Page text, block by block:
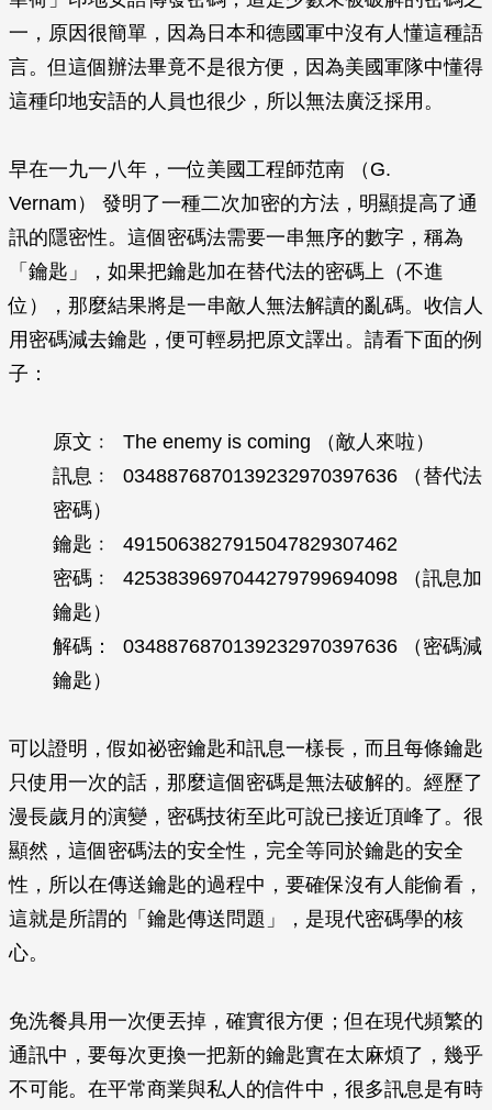
一，原因很簡單，因為日本和德國軍中沒有人懂這種語
言。但這個辦法畢竟不是很方便，因為美國軍隊中懂得
這種印地安語的人員也很少，所以無法廣泛採用。
早在一九一八年，一位美國工程師范南 （G.
Vernam） 發明了一種二次加密的方法，明顯提高了通
訊的隱密性。這個密碼法需要一串無序的數字，稱為
「鑰匙」，如果把鑰匙加在替代法的密碼上（不進
位），那麼結果將是一串敵人無法解讀的亂碼。收信人
用密碼減去鑰匙，便可輕易把原文譯出。請看下面的例
子：
原文﹕ The enemy is coming （敵人來啦）
訊息﹕ 0348876870139232970397636 （替代法
密碼）
鑰匙﹕ 4915063827915047829307462
密碼﹕ 4253839697044279799694098 （訊息加
鑰匙）
解碼： 0348876870139232970397636 （密碼減
鑰匙）
可以證明，假如祕密鑰匙和訊息一樣長，而且每條鑰匙
只使用一次的話，那麼這個密碼是無法破解的。經歷了
漫長歲月的演變，密碼技術至此可說已接近頂峰了。很
顯然，這個密碼法的安全性，完全等同於鑰匙的安全
性，所以在傳送鑰匙的過程中，要確保沒有人能偷看，
這就是所謂的「鑰匙傳送問題」，是現代密碼學的核
心。
免洗餐具用一次便丟掉，確實很方便；但在現代頻繁的
通訊中，要每次更換一把新的鑰匙實在太麻煩了，幾乎
不可能。在平常商業與私人的信件中，很多訊息是有時